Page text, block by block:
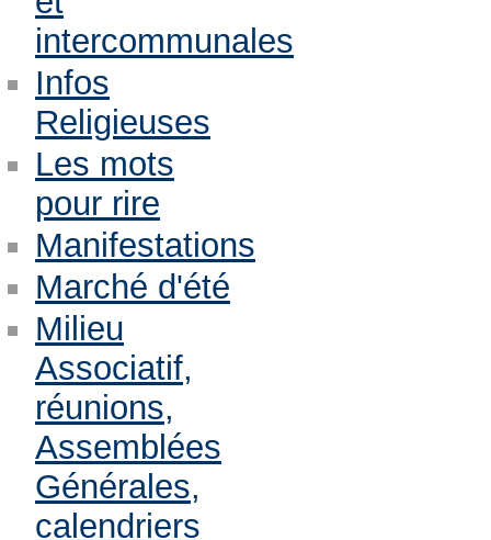
intercommunales
Infos
Religieuses
Les mots
pour rire
Manifestations
Marché d'été
Milieu
Associatif,
réunions,
Assemblées
Générales,
calendriers